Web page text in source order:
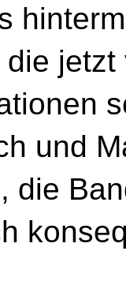
und
die